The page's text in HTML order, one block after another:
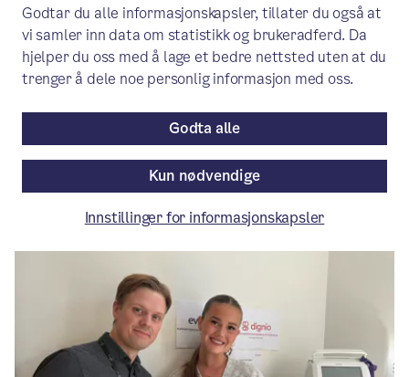
I Bydel Ullern er vi godt i gang med å
bruke moderne velferdsteknologi som
gjør at flere kan bo hjemme lenger, med
økt trygghet og selvstendighet.
/ Publisert: 27.08.2025
Av Bydel Ullern
Godtar du alle informasjonskapsler, tillater du også at
vi samler inn data om statistikk og brukeradferd. Da
hjelper du oss med å lage et bedre nettsted uten at du
trenger å dele noe personlig informasjon med oss.
Kun nødvendige
Godta alle
Innstillinger for informasjonskapsler